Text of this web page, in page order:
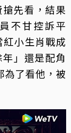
先看，結果
不甘控訴平
小生肖戰成
」還是配角
為了看他，被